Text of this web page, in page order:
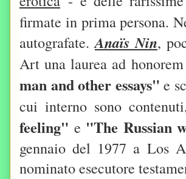
firmate in prima persona.
autografate.Anaïs Nin,
Art una laurea ad
man and other essays" e
cui interno sono
feeling" e "The Russian
gennaio del 1977 a Los
nominato esecutore